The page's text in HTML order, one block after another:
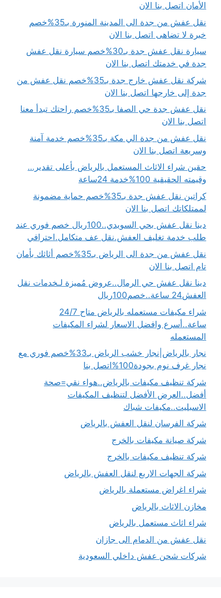
الأمان اتصل بنا الان
نقل عفش من جدة الى المدينة المنورة بـ35%خصم
خبرة لا تضاهى اتصل بنا الان
سيارة نقل عفش جدة بـ30%خصم سيارة نقل عفش
جدة في خدمتك اتصل بنا الان
شركة نقل عفش خارج جدة بـ35%خصم نقل عفش من
جدة إلى خارجها اتصل بنا الان
نقل عفش جدة حي الصفا بـ35%خصم راحتك تبدأ معنا
اتصل بنا الان
نقل عفش من جدة الي مكة بـ35%خصم خدمة آمنة
وسريعة اتصل بنا الان
حقين شراء الاثاث المستعمل بالرياض بأعلى تقدير…
وقيمته الحقيقية 100%خدمة 24ساعة
كراتين نقل عفش جدة بـ35%خصم حماية مضمونة
لممتلكاتك اتصل بنا الان
دينا نقل عفش بحي السويدي..100ريال خصم فوري عند
طلب خدمة تغليف العفش.نقل عف متكامل.احترافي
نقل عفش من جدة الى الرياض بـ35%خصم أثاثك بأمان
تام اتصل بنا الان
دينا نقل عفش حي الرمال..عروض مُميزة لـخدمات نقل
العفش24 ساعة..خصم100ريال
شراء مكيفات مستعمله بالرياض متاح 24/7
ساعة..أسرع وافضل الاسعار لشراء المكيفات
المستعمله
نجار بالرياض|نجار خشب الرياض بـ33%خصم فوري مع
نجار غرف نوم بجودة100%اتصل بنا
شركة تنظيف مكيفات بالرياض..هواء نقي=صحة
أفضل..العرض الأفضل لتنظيف المكيفات
الاسبليت..مكيفات شباك
شركة الفرسان لنقل العفش بالرياض
شركة صيانة مكيفات بالخرج
شركة تنظيف مكيفات بالخرج
شركة الجهات الاربع لنقل العفش بالرياض
شراء اغراض مستعملة بالرياض
مخازن الاثاث بالرياض
شراء اثاث مستعمل بالرياض
نقل عفش من الدمام الى جازان
شركات شحن عفش داخلي السعودية